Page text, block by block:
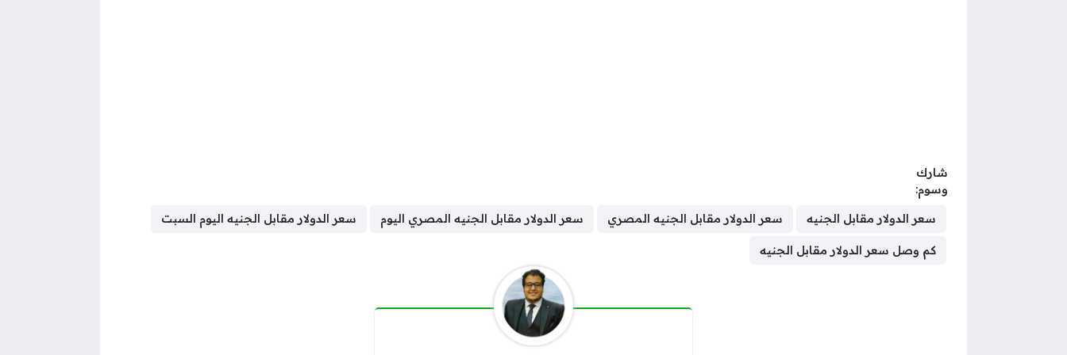
شارك
وسوم:
سعر الدولار مقابل الجنيه سعر الدولار مقابل الجنيه المصري سعر الدولار مقابل الجنيه المصري اليوم سعر الدولار مقابل الجنيه اليوم السبت
كم وصل سعر الدولار مقابل الجنيه